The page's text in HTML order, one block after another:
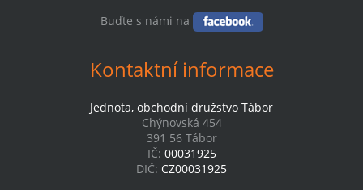
Buďte s námi na
Kontaktní informace
Jednota, obchodní družstvo Tábor
Chýnovská 454
391 56 Tábor
IČ: 00031925
DIČ: CZ00031925